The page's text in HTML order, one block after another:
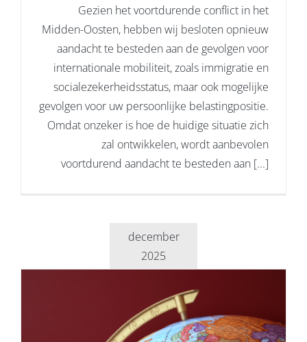
Gezien het voortdurende conflict in het
Midden-Oosten, hebben wij besloten opnieuw
aandacht te besteden aan de gevolgen voor
internationale mobiliteit, zoals immigratie en
socialezekerheidsstatus, maar ook mogelijke
gevolgen voor uw persoonlijke belastingpositie.
Omdat onzeker is hoe de huidige situatie zich
zal ontwikkelen, wordt aanbevolen
voortdurend aandacht te besteden aan [...]
december
2025